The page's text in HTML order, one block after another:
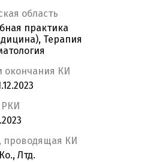
область
практика
Терапия
окончания КИ
проводящая КИ
Лтд.